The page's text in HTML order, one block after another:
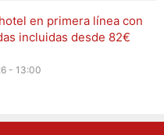
en primera línea con
incluidas desde 82€
- 13:00